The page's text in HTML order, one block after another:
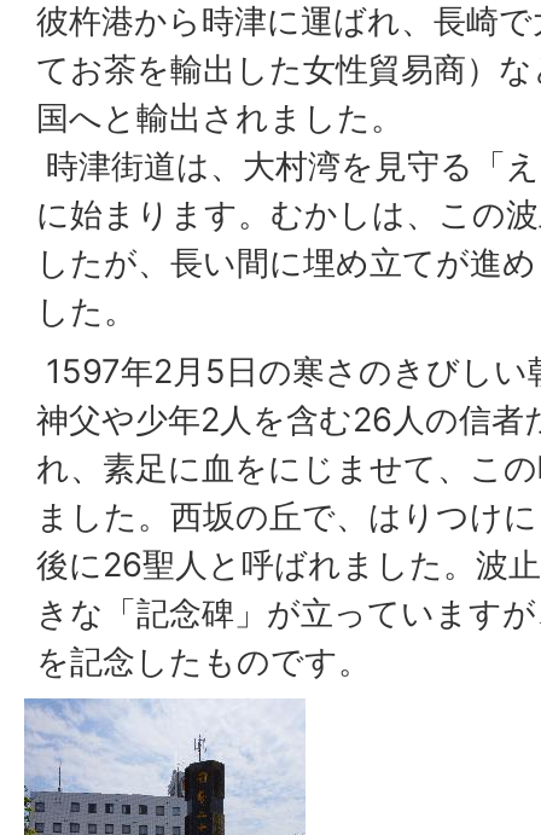
彼杵港から時津に運ばれ、長崎
てお茶を輸出した女性貿易商）
国へと輸出されました。
時津街道は、大村湾を見守る「
に始まります。むかしは、この
したが、長い間に埋め立てが進
した。
1597年2月5日の寒さのきびし
神父や少年2人を含む26人の信
れ、素足に血をにじませて、こ
ました。西坂の丘で、はりつけ
後に26聖人と呼ばれました。波
きな「記念碑」が立っています
を記念したものです。